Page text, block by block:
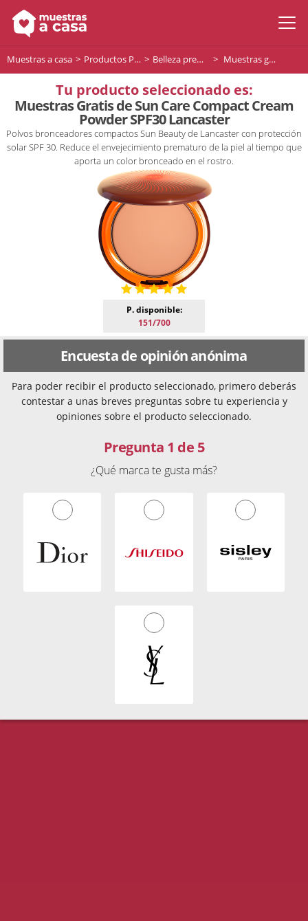
Muestras a casa Productos Premium Belleza premium Muestras gratis de Sun Care Compact Cream Powder SPF30 Lancaster
Tu producto seleccionado es:
Muestras Gratis de Sun Care Compact Cream
Powder SPF30 Lancaster
Polvos bronceadores compactos Sun Beauty de Lancaster con protección
solar SPF 30. Reduce el envejecimiento prematuro de la piel al tiempo que
aporta un color bronceado en el rostro.
P. disponible:
151/700
Encuesta de opinión anónima
Para poder recibir el producto seleccionado, primero deberás
contestar a unas breves preguntas sobre tu experiencia y
opiniones sobre el producto seleccionado.
Pregunta 1 de 5
¿Qué marca te gusta más?